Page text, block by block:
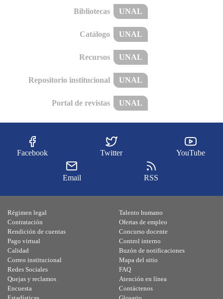
Bibliotecas UNAL
Catálogo UNAL
Recursos UNAL
Repositorio institucional UNAL
Portal de revistas UNAL
Facebook Twitter YouTube
Email RSS
Régimen legal
Contratación
Rendición de cuentas
Pago virtual
Calidad
Talento humano
Ofertas de empleo
Concurso docente
Control interno
Buzón de notificaciones
Correo institucional
Redes Sociales
Quejas y reclamos
Encuesta
Mapa del sitio
FAQ
Atención en línea
Contáctenos